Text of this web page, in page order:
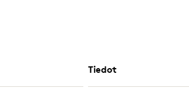
Tiedot